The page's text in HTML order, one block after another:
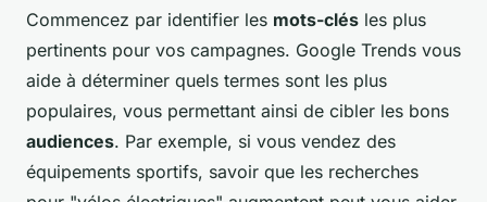
Commencez par identifier les mots-clés les plus
pertinents pour vos campagnes. Google Trends vous
aide à déterminer quels termes sont les plus
populaires, vous permettant ainsi de cibler les bons
audiences. Par exemple, si vous vendez des
équipements sportifs, savoir que les recherches